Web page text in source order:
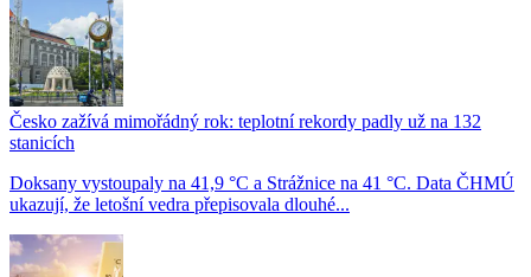
Česko zažívá mimořádný rok: teplotní rekordy padly už na 132
stanicích
Doksany vystoupaly na 41,9 °C a Strážnice na 41 °C. Data ČHMÚ
ukazují, že letošní vedra přepisovala dlouhé...